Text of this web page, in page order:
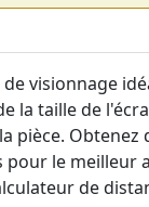
visionnage
la taille de
pièce. Obtenez
pour le meilleur
de